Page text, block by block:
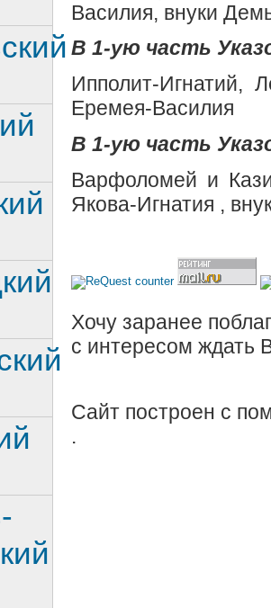
Василия, внуки
В 1-ую часть
Ипполит-Игнатий,
Еремея-Василия
В 1-ую часть
Варфоломей и
Якова-Игнатия ,
Хочу заранее
с интересом ждать
Сайт построен с
.